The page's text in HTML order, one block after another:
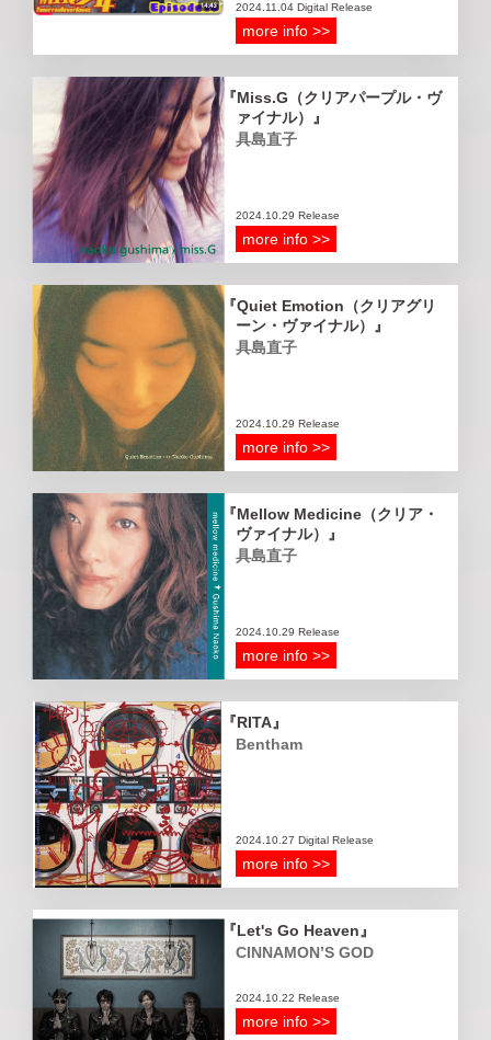
2024.11.04 Digital Release
more info >>
Miss.G（クリアパープル・ヴ
ァイナル）
具島直子
2024.10.29 Release
more info >>
Quiet Emotion（クリアグリ
ーン・ヴァイナル）
具島直子
2024.10.29 Release
more info >>
Mellow Medicine（クリア・
ヴァイナル）
具島直子
2024.10.29 Release
more info >>
RITA
Bentham
2024.10.27 Digital Release
more info >>
Let's Go Heaven
CINNAMON’S GOD
2024.10.22 Release
more info >>